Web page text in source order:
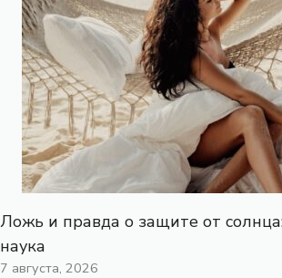
Ложь и правда о защите от
наука
7 августа, 2026